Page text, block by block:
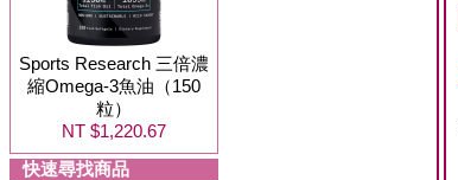
Sports Research 三倍濃
縮Omega-3魚油（150
粒）
NT $1,220.67
快速尋找商品